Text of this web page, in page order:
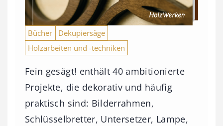
Bücher
Dekupiersäge
Holzarbeiten und -techniken
Fein gesägt! enthält 40 ambitionierte
Projekte, die dekorativ und häufig
praktisch sind: Bilderrahmen,
Schlüsselbretter, Untersetzer, Lampe,